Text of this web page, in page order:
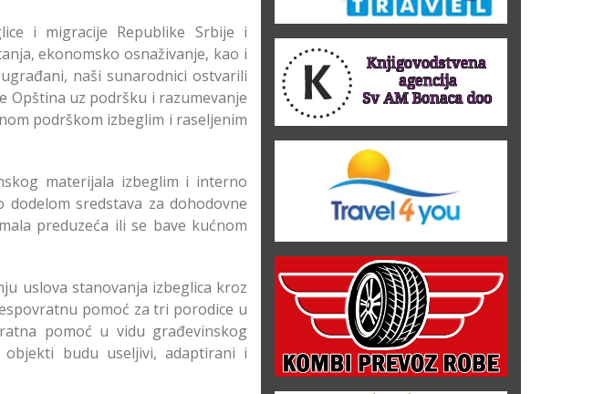
i migracije Republike Srbije i
ekonomsko osnaživanje, kao i
naši sunarodnici ostvarili
Opština uz podršku i razumevanje
podrškom izbeglim i raseljenim
materijala izbeglim i interno
sredstava za dohodovne
preduzeća ili se bave kućnom
uslova stanovanja izbeglica kroz
pomoć za tri porodice u
pomoć u vidu građevinskog
budu useljivi, adaptirani i